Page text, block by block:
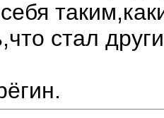
стал